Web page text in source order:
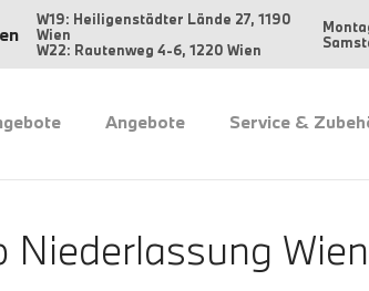
W19: Heiligenstädter Lände 27, 1190
Wien
W22: Rautenweg 4-6, 1220 Wien
Angebote Service &
Niederlassung